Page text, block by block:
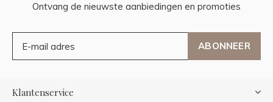
Ontvang de nieuwste aanbiedingen en promoties
ABONNEER
Klantenservice